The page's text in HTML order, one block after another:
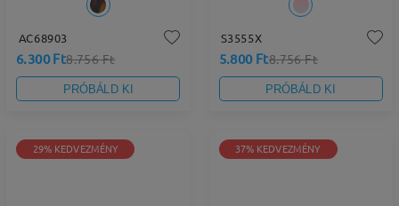
AC68903
6.300 Ft8.756 Ft
PRÓBÁLD KI
S3555X
5.800 Ft8.756 Ft
PRÓBÁLD KI
29% KEDVEZMÉNY 37% KEDVEZMÉNY